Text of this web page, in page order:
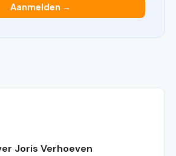
Aanmelden →
Joris Verhoeven